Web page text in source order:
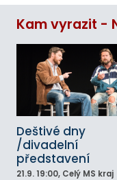
Kam vyrazit -
Deštivé dny
/divadelní
představení
21.9. 19:00, Celý MS kraj